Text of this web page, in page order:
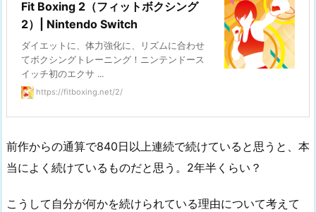
Fit Boxing 2（フィットボクシング
2）| Nintendo Switch
ダイエットに、体力強化に、リズムに合わせ
てボクシングトレーニング！ニンテンドース
イッチ初のエクサ ...
https://fitboxing.net/2/
前作からの通算で840日以上連続で続けていると思うと、本
当によく続けているものだと思う。2年半くらい？
こうして自分が何かを続けられている理由について考えて